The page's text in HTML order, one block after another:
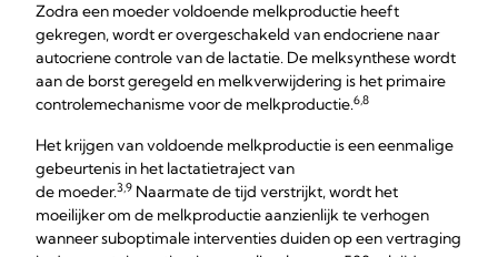
Zodra een moeder voldoende melkproductie heeft
gekregen, wordt er overgeschakeld van endocriene naar
autocriene controle van de lactatie. De melksynthese wordt
aan de borst geregeld en melkverwijdering is het primaire
controlemechanisme voor de melkproductie.6,8
Het krijgen van voldoende melkproductie is een eenmalige
gebeurtenis in het lactatietraject van
de moeder.3,9 Naarmate de tijd verstrijkt, wordt het
moeilijker om de melkproductie aanzienlijk te verhogen
wanneer suboptimale interventies duiden op een vertraging